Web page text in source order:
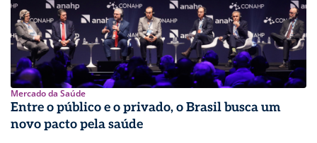
Mercado da Saúde
Entre o público e o privado, o Brasil busca um
novo pacto pela saúde